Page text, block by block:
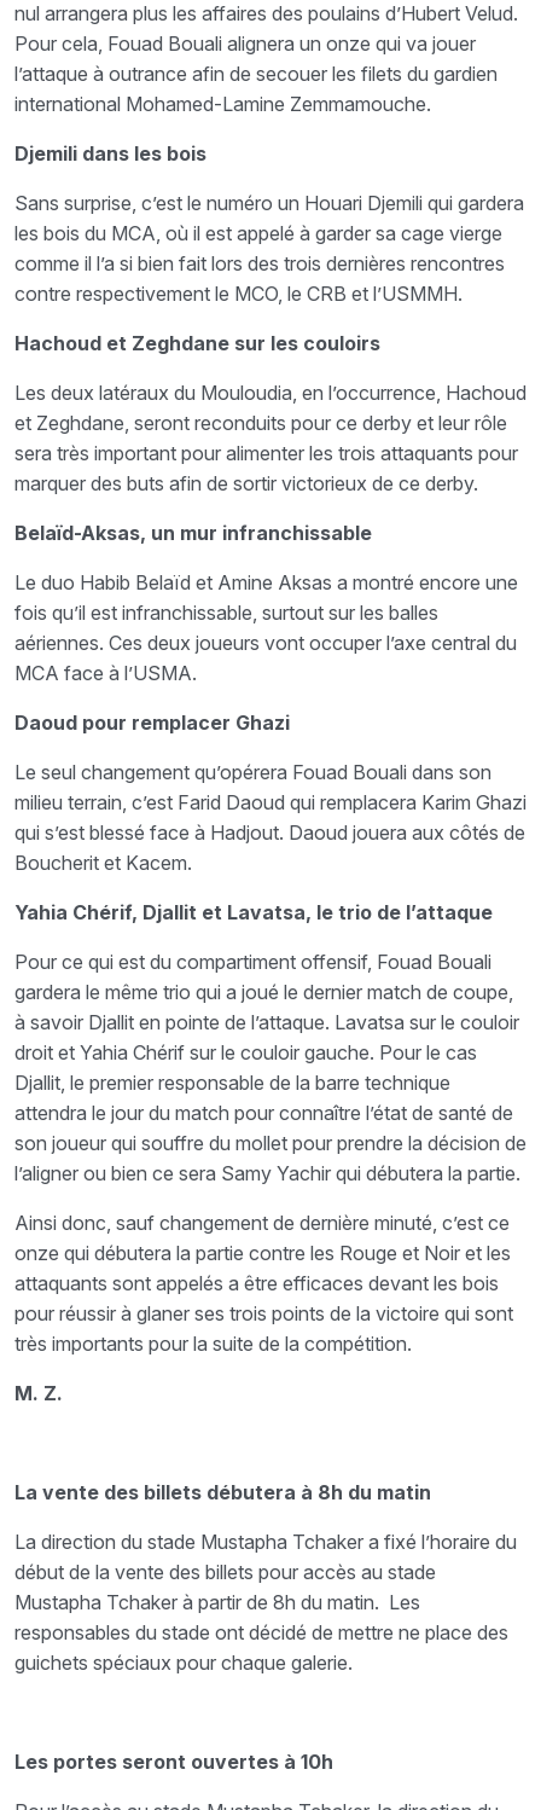
nul arrangera plus les affaires des poulains d’Hubert Velud.
Pour cela, Fouad Bouali alignera un onze qui va jouer
l’attaque à outrance afin de secouer les filets du gardien
international Mohamed-Lamine Zemmamouche.
Djemili dans les bois
Sans surprise, c’est le numéro un Houari Djemili qui gardera
les bois du MCA, où il est appelé à garder sa cage vierge
comme il l’a si bien fait lors des trois dernières rencontres
contre respectivement le MCO, le CRB et l’USMMH.
Hachoud et Zeghdane sur les couloirs
Les deux latéraux du Mouloudia, en l’occurrence, Hachoud
et Zeghdane, seront reconduits pour ce derby et leur rôle
sera très important pour alimenter les trois attaquants pour
marquer des buts afin de sortir victorieux de ce derby.
Belaïd-Aksas, un mur infranchissable
Le duo Habib Belaïd et Amine Aksas a montré encore une
fois qu’il est infranchissable, surtout sur les balles
aériennes. Ces deux joueurs vont occuper l’axe central du
MCA face à l’USMA.
Daoud pour remplacer Ghazi
Le seul changement qu’opérera Fouad Bouali dans son
milieu terrain, c’est Farid Daoud qui remplacera Karim Ghazi
qui s’est blessé face à Hadjout. Daoud jouera aux côtés de
Boucherit et Kacem.
Yahia Chérif, Djallit et Lavatsa, le trio de l’attaque
Pour ce qui est du compartiment offensif, Fouad Bouali
gardera le même trio qui a joué le dernier match de coupe,
à savoir Djallit en pointe de l’attaque. Lavatsa sur le couloir
droit et Yahia Chérif sur le couloir gauche. Pour le cas
Djallit, le premier responsable de la barre technique
attendra le jour du match pour connaître l’état de santé de
son joueur qui souffre du mollet pour prendre la décision de
l’aligner ou bien ce sera Samy Yachir qui débutera la partie.
Ainsi donc, sauf changement de dernière minuté, c’est ce
onze qui débutera la partie contre les Rouge et Noir et les
attaquants sont appelés a être efficaces devant les bois
pour réussir à glaner ses trois points de la victoire qui sont
très importants pour la suite de la compétition.
M. Z.
La vente des billets débutera à 8h du matin
La direction du stade Mustapha Tchaker a fixé l’horaire du
début de la vente des billets pour accès au stade
Mustapha Tchaker à partir de 8h du matin. Les
responsables du stade ont décidé de mettre ne place des
guichets spéciaux pour chaque galerie.
Les portes seront ouvertes à 10h